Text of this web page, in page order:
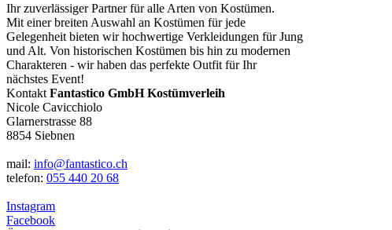
Ihr zuverlässiger Partner für alle Arten von Kostümen.
Mit einer breiten Auswahl an Kostümen für jede
Gelegenheit bieten wir hochwertige Verkleidungen für Jung
und Alt. Von historischen Kostümen bis hin zu modernen
Charakteren - wir haben das perfekte Outfit für Ihr
nächstes Event!
Kontakt Fantastico GmbH Kostümverleih
Nicole Cavicchiolo
Glarnerstrasse 88
8854 Siebnen
mail: info@fantastico.ch
telefon: 055 440 20 68
Instagram
Facebook